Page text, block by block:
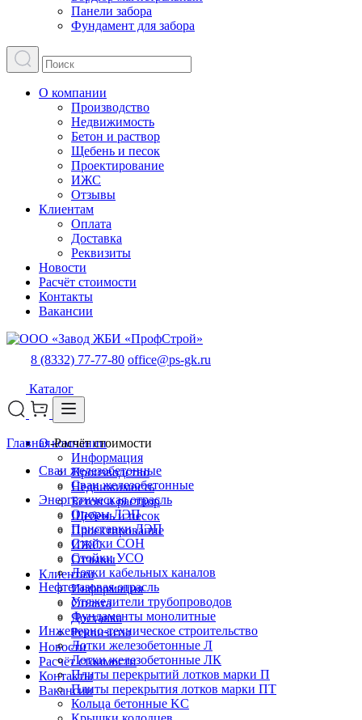
Панели забора
Фундамент для забора
О компании
Производство
Недвижимость
Бетон и раствор
Щебень и песок
Проектирование
ИЖС
Отзывы
Клиентам
Оплата
Доставка
Реквизиты
Новости
Расчёт стоимости
Контакты
Вакансии
8 (8332) 77-77-80 office@ps-gk.ru
Каталог
О компании
Информация
Производство
Недвижимость
Бетон и раствор
Щебень и песок
Проектирование
ИЖС
Отзывы
Клиентам
Информация
Оплата
Доставка
Реквизиты
Новости
Расчёт стоимости
Контакты
Вакансии
Главная-Расчёт стоимости
Сваи железобетонные
Сваи железобетонные
Энергетическая отрасль
Опоры ЛЭП
Приставки ЛЭП
Стойки СОН
Стойки УСО
Лотки кабельных каналов
Нефтегазовая отрасль
Утяжелители трубопроводов
Фундаменты монолитные
Инженерно-техническое строительство
Лотки железобетонные Л
Лотки железобетонные ЛК
Плиты перекрытий лотков марки П
Плиты перекрытия лотков марки ПТ
Кольца бетонные KC